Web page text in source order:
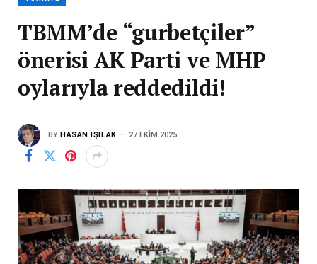
TBMM’de “gurbetçiler”
önerisi AK Parti ve MHP
oylarıyla reddedildi!
BY HASAN IŞILAK 27 EKIM 2025